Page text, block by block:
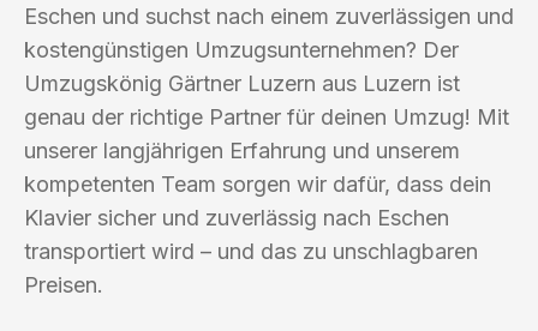
Eschen und suchst nach einem zuverlässigen und
kostengünstigen Umzugsunternehmen? Der
Umzugskönig Gärtner Luzern aus Luzern ist
genau der richtige Partner für deinen Umzug! Mit
unserer langjährigen Erfahrung und unserem
kompetenten Team sorgen wir dafür, dass dein
Klavier sicher und zuverlässig nach Eschen
transportiert wird – und das zu unschlagbaren
Preisen.